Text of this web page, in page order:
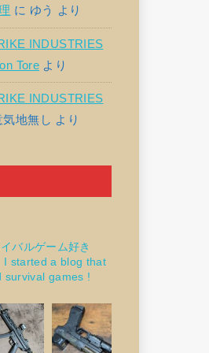
に ゆう より
INDUSTRIES
Tore より
INDUSTRIES
気地無し より
バルゲーム好き
I started a blog that
survival games !